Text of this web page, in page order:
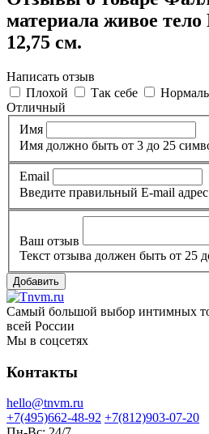
материала живое
12,75 см.
Написать отзыв
Плохой
Так себе
Отличный
Имя
Имя должно быть от 3 до 25
Email
Введите правильный E-mail адрес
Ваш отзыв
Текст отзыва должен быть от 25
Добавить
Самый большой выбор интимных
всей России
Мы в соцсетях
Контакты
hello@tnvm.ru
+7(495)662-48-92 +7(812)903-07-20